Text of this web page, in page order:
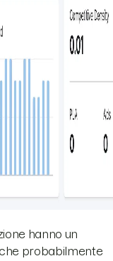
hanno un
probabilmente